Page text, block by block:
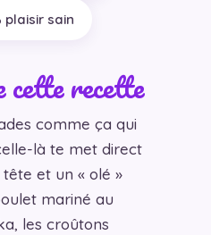
plaisir sain
recette
comme ça qui
là te met direct
et un « olé »
mariné au
les croûtons